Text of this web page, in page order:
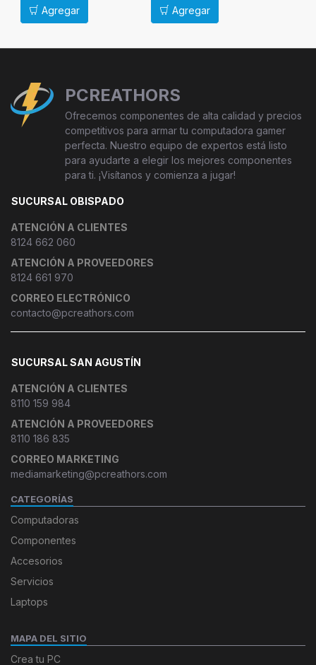
Agregar Agregar
PCREATHORS
Ofrecemos componentes de alta calidad y precios
competitivos para armar tu computadora gamer
perfecta. Nuestro equipo de expertos está listo
para ayudarte a elegir los mejores componentes
para ti. ¡Visítanos y comienza a jugar!
SUCURSAL OBISPADO
ATENCIÓN A CLIENTES
8124 662 060
ATENCIÓN A PROVEEDORES
8124 661 970
CORREO ELECTRÓNICO
contacto@pcreathors.com
SUCURSAL SAN AGUSTÍN
ATENCIÓN A CLIENTES
8110 159 984
ATENCIÓN A PROVEEDORES
8110 186 835
CORREO MARKETING
mediamarketing@pcreathors.com
CATEGORÍAS
Computadoras
Componentes
Accesorios
Servicios
Laptops
MAPA DEL SITIO
Crea tu PC